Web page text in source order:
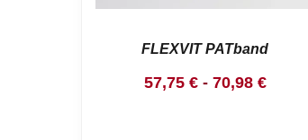
FLEXVIT PATband
57,75 € - 70,98 €Rango